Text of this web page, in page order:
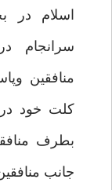
اسلام در
منافقین
کلت خود
بطرف
جانب